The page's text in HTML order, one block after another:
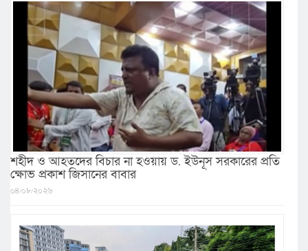
শহীদ ও আহতদের বিচার না হওয়ায় ড. ইউনূস সরকারের প্রতি
ক্ষোভ প্রকাশ জিসানের বাবার
০৪/০৮/২০২৬